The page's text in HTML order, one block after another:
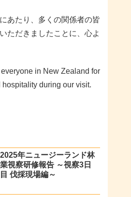
あたり、多くの関係者の皆
ただきましたことに、心よ
in New Zealand for
during our visit.
2025年ニュージーランド林
業視察研修報告 ～視察3日
目 伐採現場編～